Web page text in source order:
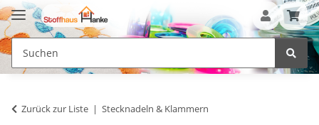
Zurück zur Liste Stecknadeln & Klammern